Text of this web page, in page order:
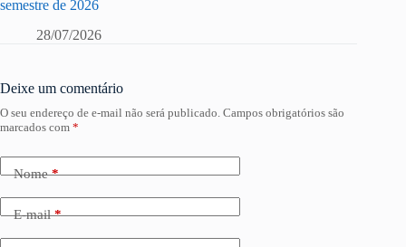
semestre de 2026
28/07/2026
Deixe um comentário
O seu endereço de e-mail não será publicado. Campos obrigatórios são
marcados com *
Nome*
E-mail*